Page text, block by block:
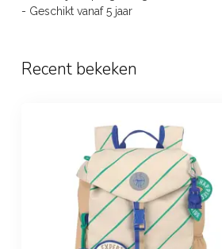
- Geschikt vanaf 5 jaar
Recent bekeken